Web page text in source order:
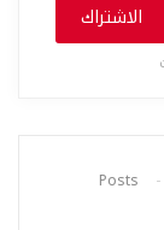
الاشتراك